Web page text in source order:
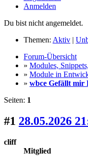
Anmelden
Du bist nicht angemeldet.
Themen: Aktiv |
Forum-Übersicht
» Modules,
» Module in
» wbce Gefällt mir
Seiten: 1
#1 28.05.2026
cliff
Mitglied